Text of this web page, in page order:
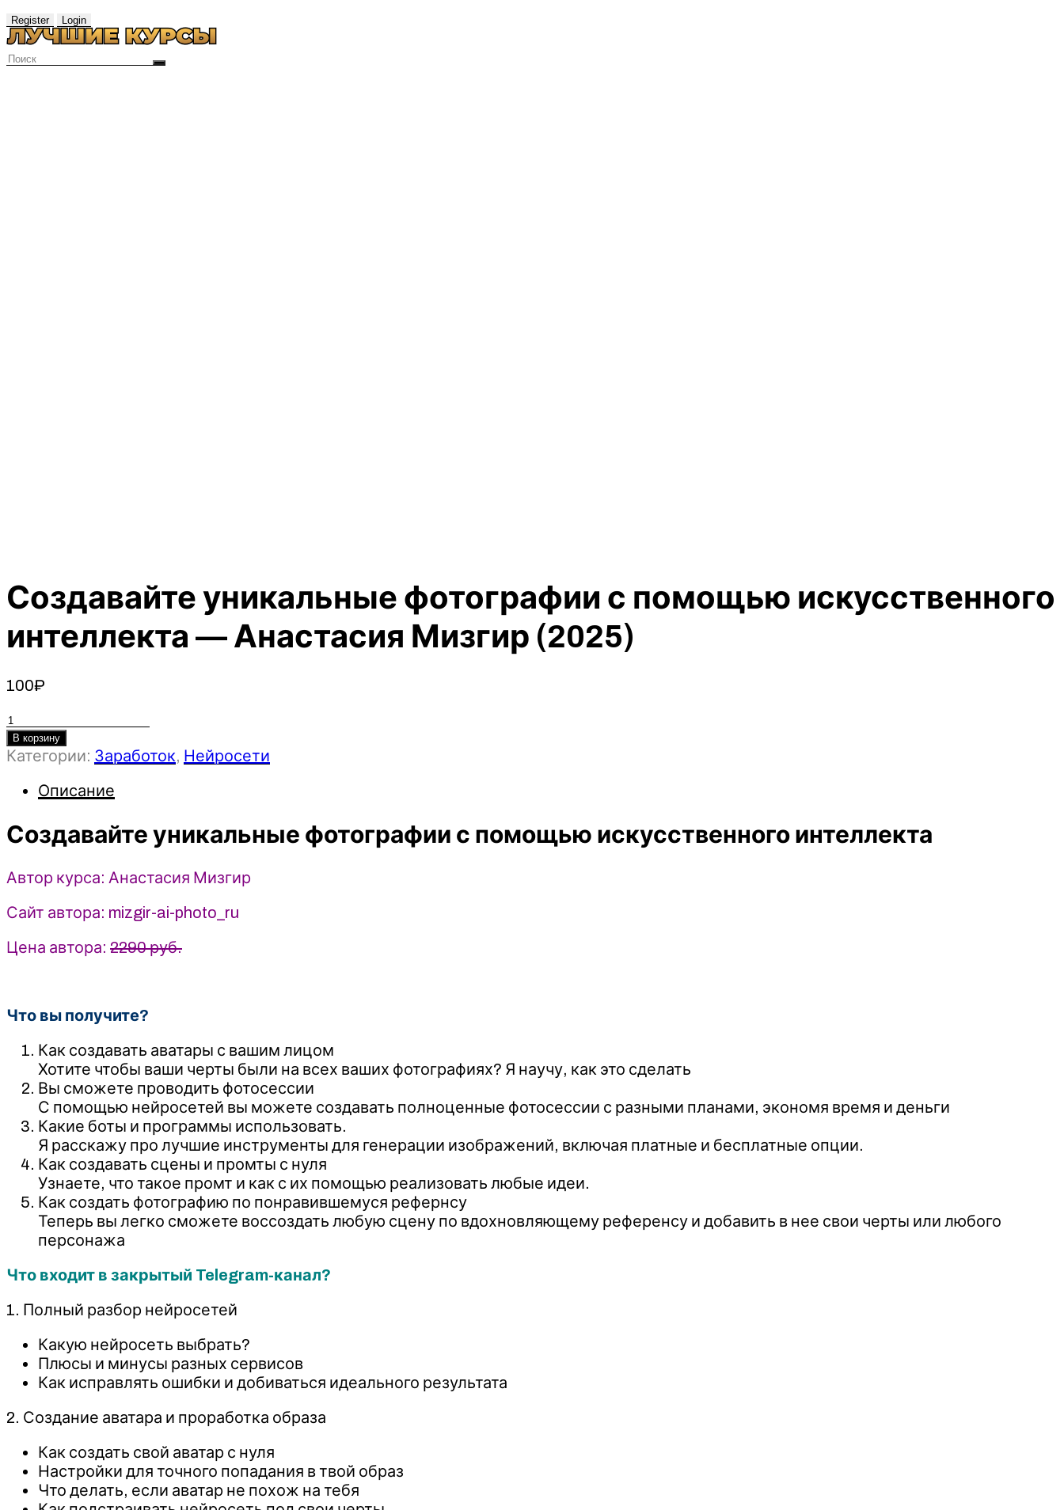
Register Login
Создавайте уникальные фотографии с помощью искусственного
интеллекта — Анастасия Мизгир (2025)
100₽
Количество
товара
Создавайте
фотографии
помощью
искусственного
интеллекта
-
Анастасия
(2025)
В корзину
Категории: Заработок, Нейросети
Описание
Создавайте уникальные фотографии с помощью искусственного интеллекта
Автор курса: Анастасия Мизгир
Сайт автора: mizgir-ai-photo_ru
Цена автора: 2290 руб.
Что вы получите?
Как создавать аватары с вашим лицом
Хотите чтобы ваши черты были на всех ваших фотографиях? Я научу, как это сделать
Вы сможете проводить фотосессии
С помощью нейросетей вы можете создавать полноценные фотосессии с разными планами, экономя время и деньги
Какие боты и программы использовать.
Я расскажу про лучшие инструменты для генерации изображений, включая платные и бесплатные опции.
Как создавать сцены и промты с нуля
Узнаете, что такое промт и как с их помощью реализовать любые идеи.
Как создать фотографию по понравившемуся рефернсу
Теперь вы легко сможете воссоздать любую сцену по вдохновляющему референсу и добавить в нее свои черты или любого
персонажа
Что входит в закрытый Telegram-канал?
1. Полный разбор нейросетей
Какую нейросеть выбрать?
Плюсы и минусы разных сервисов
Как исправлять ошибки и добиваться идеального результата
2. Создание аватара и проработка образа
Как создать свой аватар с нуля
Настройки для точного попадания в твой образ
Что делать, если аватар не похож на тебя